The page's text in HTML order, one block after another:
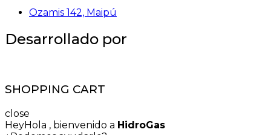
Ozamis 142, Maipú
Desarrollado por
SHOPPING CART
close
HeyHola , bienvenido a HidroGas